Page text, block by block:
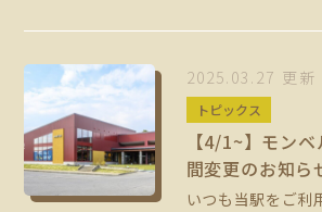
2025.03.27 更新
トピックス
【4/1~】モン
間変更のお知ら
いつも当駅をご利